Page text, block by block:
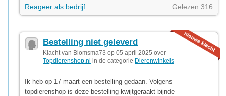
Reageer als bedrijf Gelezen 316
Bestelling niet geleverd
Klacht van Blomsma73 op 05 april 2025 over
Topdierenshop.nl in de categorie Dierenwinkels
Ik heb op 17 maart een bestelling gedaan. Volgens
topdierenshop is deze bestelling kwijtgeraakt bijnde